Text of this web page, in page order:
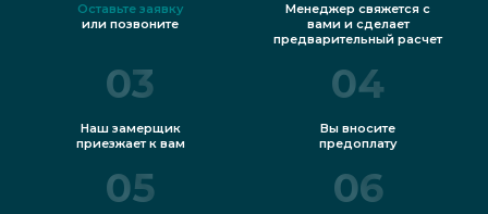
Оставьте заявку
или позвоните
Менеджер свяжется с
вами и сделает
предварительный расчет
03
Наш замерщик
приезжает к вам
04
Вы вносите
предоплату
05 06